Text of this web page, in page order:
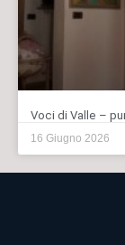
Voci di Valle –
16 Giugno 2026